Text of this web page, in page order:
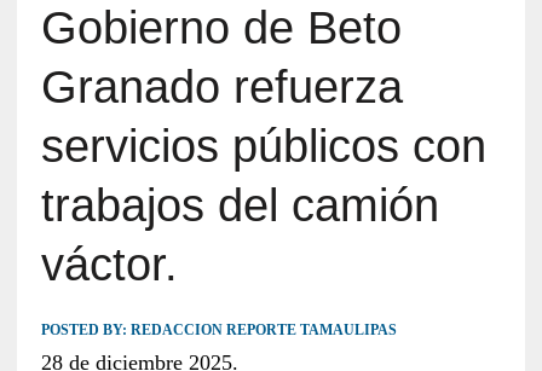
Gobierno de Beto
Granado refuerza
servicios públicos con
trabajos del camión
váctor.
POSTED BY: REDACCION REPORTE TAMAULIPAS
28 de diciembre 2025.